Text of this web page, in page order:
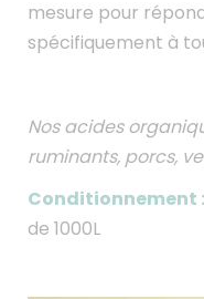
mesure pour
spécifiquement à
Nos acides
ruminants, porcs,
Conditionnement :
de 1000L